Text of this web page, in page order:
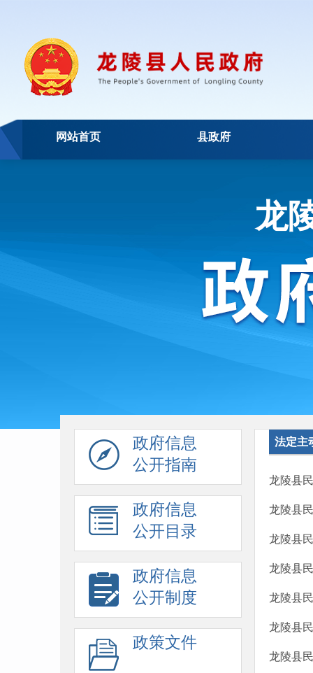
网站首页 县政府
龙
政府信息
公开指南
政府信息
公开目录
政府信息
公开制度
政策文件
法定主
龙陵县
龙陵县
龙陵县
龙陵县
龙陵县
龙陵县
龙陵县